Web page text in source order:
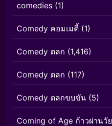
comedies (1)
Comedy คอมเมดี้ (1)
Comedy ตลก (1,416)
Comedy ตลก (117)
Comedy ตลกขบขัน (5)
Coming of Age ก้าวผ่านวัย